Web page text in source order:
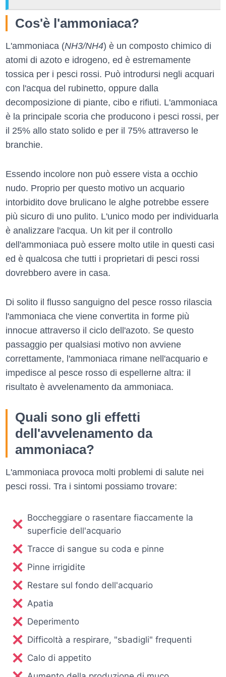
Cos'è l'ammoniaca?
L'ammoniaca (NH3/NH4) è un composto chimico di
atomi di azoto e idrogeno, ed è estremamente
tossica per i pesci rossi. Può introdursi negli acquari
con l'acqua del rubinetto, oppure dalla
decomposizione di piante, cibo e rifiuti. L'ammoniaca
è la principale scoria che producono i pesci rossi, per
il 25% allo stato solido e per il 75% attraverso le
branchie.
Essendo incolore non può essere vista a occhio
nudo. Proprio per questo motivo un acquario
intorbidito dove brulicano le alghe potrebbe essere
più sicuro di uno pulito. L'unico modo per individuarla
è analizzare l'acqua. Un kit per il controllo
dell'ammoniaca può essere molto utile in questi casi
ed è qualcosa che tutti i proprietari di pesci rossi
dovrebbero avere in casa.
Di solito il flusso sanguigno del pesce rosso rilascia
l'ammoniaca che viene convertita in forme più
innocue attraverso il ciclo dell'azoto. Se questo
passaggio per qualsiasi motivo non avviene
correttamente, l'ammoniaca rimane nell'acquario e
impedisce al pesce rosso di espellerne altra: il
risultato è avvelenamento da ammoniaca.
Quali sono gli effetti
dell'avvelenamento da
ammoniaca?
L'ammoniaca provoca molti problemi di salute nei
pesci rossi. Tra i sintomi possiamo trovare:
Boccheggiare o rasentare fiaccamente la
superficie dell'acquario
Tracce di sangue su coda e pinne
Pinne irrigidite
Restare sul fondo dell'acquario
Apatia
Deperimento
Difficoltà a respirare, "sbadigli" frequenti
Calo di appetito